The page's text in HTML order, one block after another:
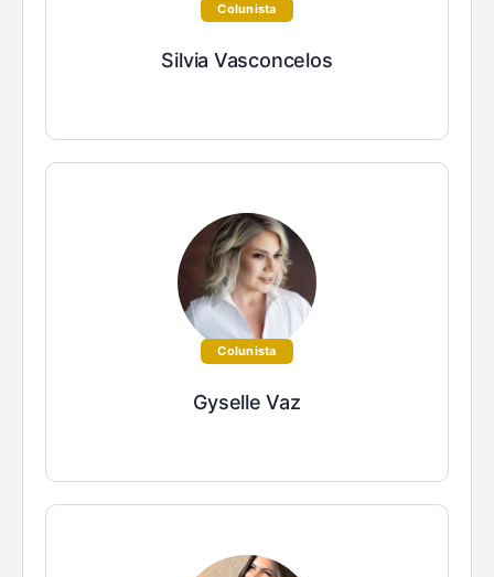
Colunista
Silvia Vasconcelos
Colunista
Gyselle Vaz